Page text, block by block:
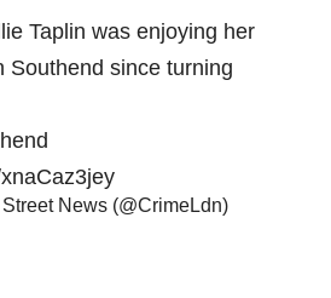
Taplin was enjoying her
Southend since turning
News (@CrimeLdn)